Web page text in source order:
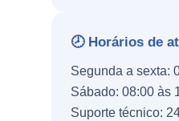
🕗 Horários de
Segunda a sexta:
Sábado: 08:00 às
Suporte técnico: